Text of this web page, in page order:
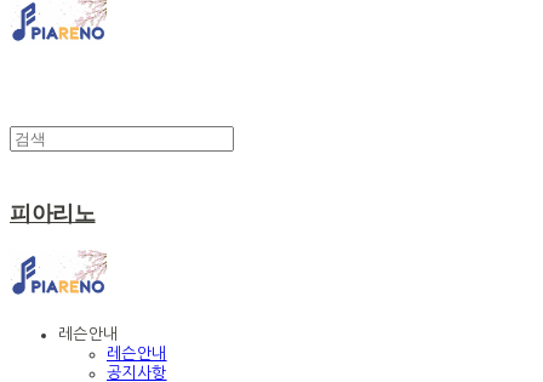
피아리노
레슨안내
레슨안내
공지사항